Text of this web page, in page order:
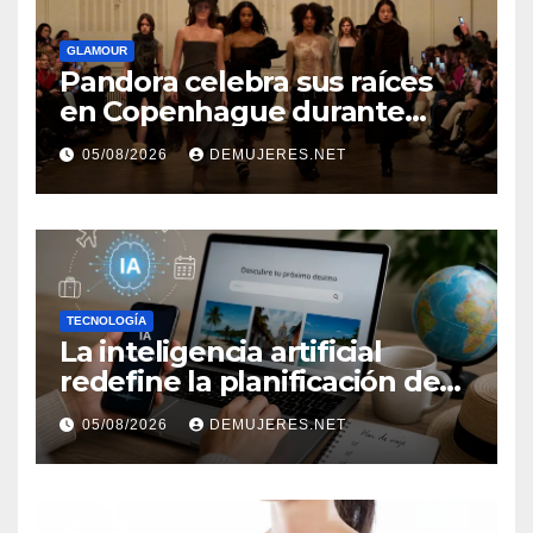
GLAMOUR
Pandora celebra sus raíces
en Copenhague durante
Copenhagen Fashion Week a
través de alianzas creativas
05/08/2026 DEMUJERES.NET
TECNOLOGÍA
La inteligencia artificial
redefine la planificación de
viajes: Los huéspedes
centran sus decisiones y
expectativas enfocándose en
experiencias auténticas y
05/08/2026 DEMUJERES.NET